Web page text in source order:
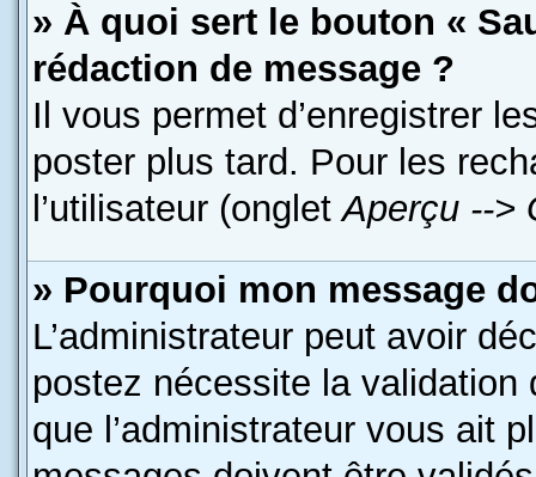
» À quoi sert le bouton «
rédaction de message ?
Il vous permet d’enregistrer
poster plus tard. Pour les
l’utilisateur (ongletAperçu -->
» Pourquoi mon message
L’administrateur peut avoir
postez nécessite la
que l’administrateur vous ait